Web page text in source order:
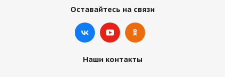
Оставайтесь на связи
Наши контакты